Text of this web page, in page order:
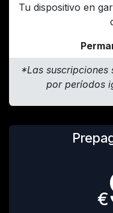
Tu dispositivo en
*Las suscripciones
por períodos
€